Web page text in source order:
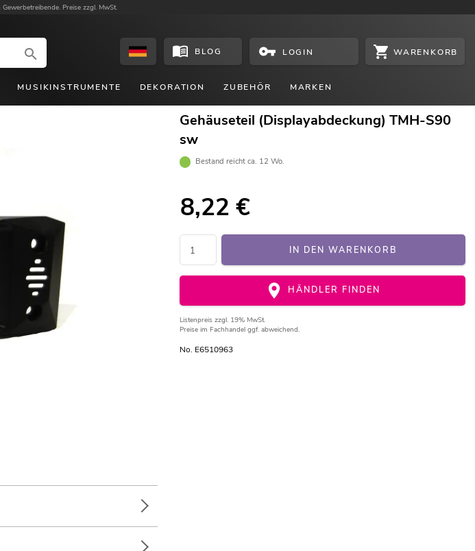
Preise zzgl. MwSt.
BLOG LOGIN WARENKORB
MUSIKINSTRUMENTE DEKORATION ZUBEHÖR MARKEN
Gehäuseteil (Displayabdeckung) TMH-S90
sw
Bestand reicht ca. 12 Wo.
8,22 €
IN DEN WARENKORB
HÄNDLER FINDEN
Listenpreis zzgl. 19% MwSt.
Preise im Fachhandel ggf. abweichend.
No. E6510963